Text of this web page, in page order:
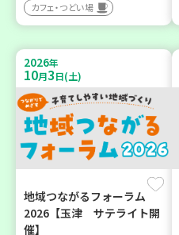
カフェ・つどい場
2026年
10月3日(土)
地域つながるフォーラム
2026【玉津 サテライト開
催】